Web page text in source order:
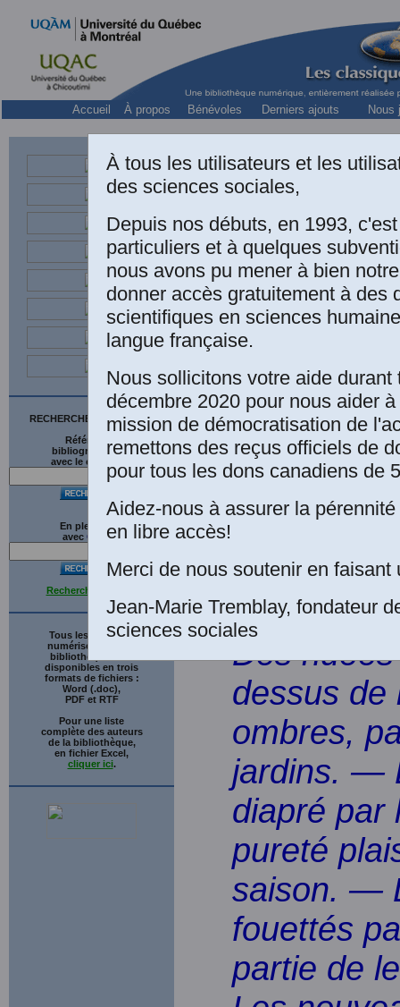
Accueil À propos Bénévoles Derniers ajouts Nous
RECHERCHE SUR LE SITE
Références
bibliographiques
avec le catalogue
En plein texte
avec G gle
Recherche avancée
Tous les ouvrages
numérisés de cette
bibliothèque sont
disponibles en trois
formats de fichiers :
Word (.doc),
PDF et RTF
Pour une liste
complète des auteurs
de la bibliothèque,
en fichier Excel,
cliquer ici.
Une édition
l'oeuvre de
1955),La
Paris, 1924,
Pierre Palpant,
Extrait
Des
dessus de
ombres,
jardins. —
diapré par
pureté
saison. —
fouettés
partie de
À tous les utilisateurs et les
des sciences sociales,
Depuis nos débuts, en 1993,
particuliers et à quelques
nous avons pu mener à bien
donner accès gratuitement à des
scientifiques en sciences
langue française.
Nous sollicitons votre aide durant
décembre 2020 pour nous aider
mission de démocratisation de
remettons des reçus officiels de
pour tous les dons canadiens de
Aidez-nous à assurer la
en libre accès!
Merci de nous soutenir en faisant
Jean-Marie Tremblay, fondateur
sciences sociales